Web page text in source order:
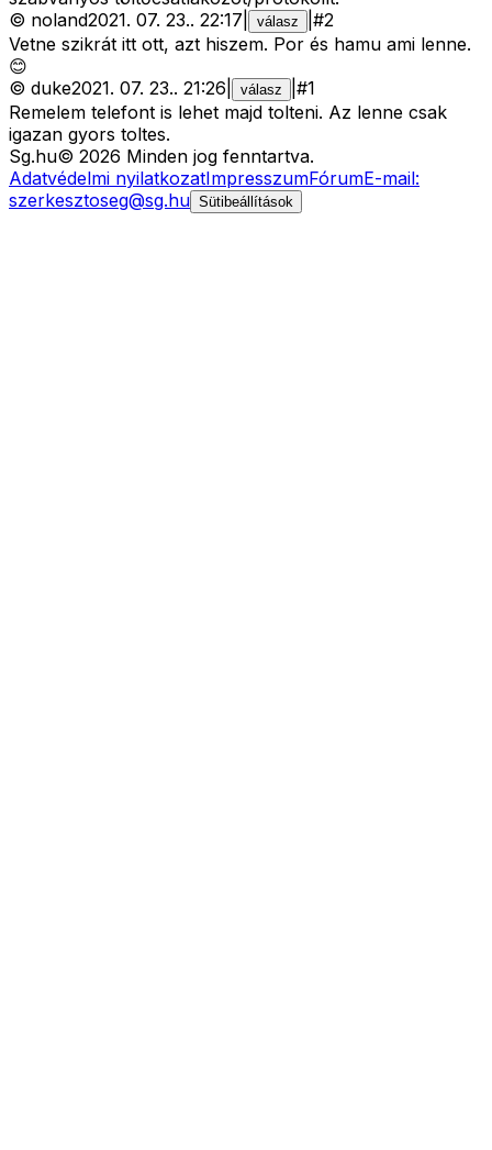
© noland2021. 07. 23.. 22:17 válasz #2
Vetne szikrát itt ott, azt hiszem. Por és hamu ami lenne.
😊
© duke2021. 07. 23.. 21:26 válasz #1
Remelem telefont is lehet majd tolteni. Az lenne csak
igazan gyors toltes.
Sg.hu© 2026 Minden jog fenntartva.
Adatvédelmi nyilatkozatImpresszumFórumE-mail:
szerkesztoseg@sg.hu Sütibeállítások